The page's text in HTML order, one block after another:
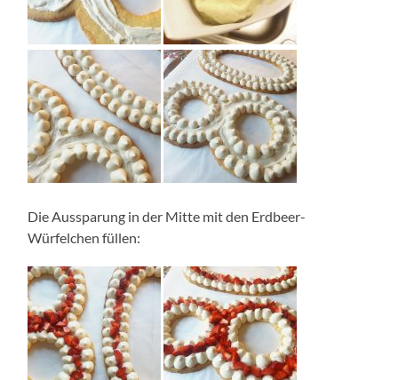
Die Aussparung in der Mitte mit den Erdbeer-
Würfelchen füllen: